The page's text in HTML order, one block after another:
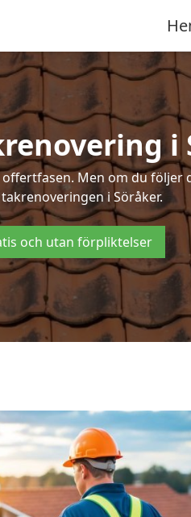
i
Men om du
i Söråker.
och utan förpliktelser